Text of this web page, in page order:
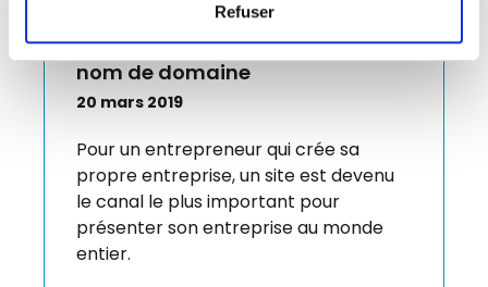
Refuser
Entrepreneur ? Enregistrer votre
nom de domaine
20 mars 2019
Pour un entrepreneur qui crée sa
propre entreprise, un site est devenu
le canal le plus important pour
présenter son entreprise au monde
entier.